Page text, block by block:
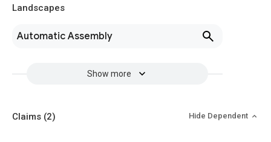
Landscapes
Automatic Assembly
Show more
Claims (2) Hide Dependent